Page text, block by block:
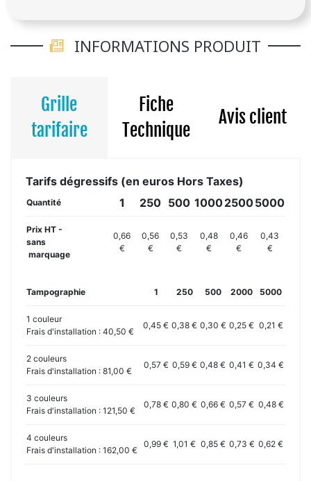
INFORMATIONS PRODUIT
Grille
tarifaire
Fiche
Technique
Avis client
Tarifs dégressifs (en euros Hors Taxes)
Quantité 1 250 500 100025005000
Prix HT -
sans
marquage
0,66
€
0,56
€
0,53
€
0,48
€
0,46
€
0,43
€
Tampographie 1 250 500 2000 5000
1 couleur
Frais d'installation : 40,50 €
0,45 € 0,38 € 0,30 € 0,25 € 0,21 €
2 couleurs
Frais d'installation : 81,00 €
0,57 € 0,59 € 0,48 € 0,41 € 0,34 €
3 couleurs
Frais d'installation : 121,50 €
0,78 € 0,80 € 0,66 € 0,57 € 0,48 €
4 couleurs
Frais d'installation : 162,00 €
0,99 € 1,01 € 0,85 € 0,73 € 0,62 €